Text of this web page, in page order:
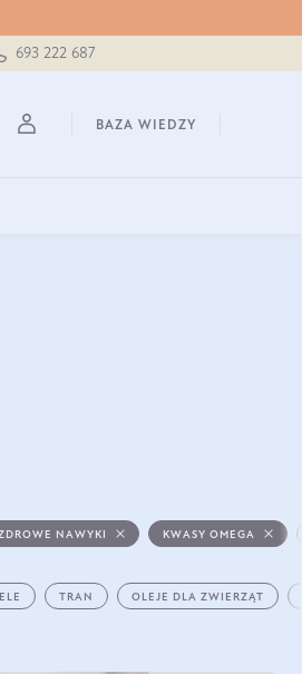
693 222 687
BAZA WIEDZY
NAWYKI KWASY OMEGA
TRAN OLEJE DLA ZWIERZĄT